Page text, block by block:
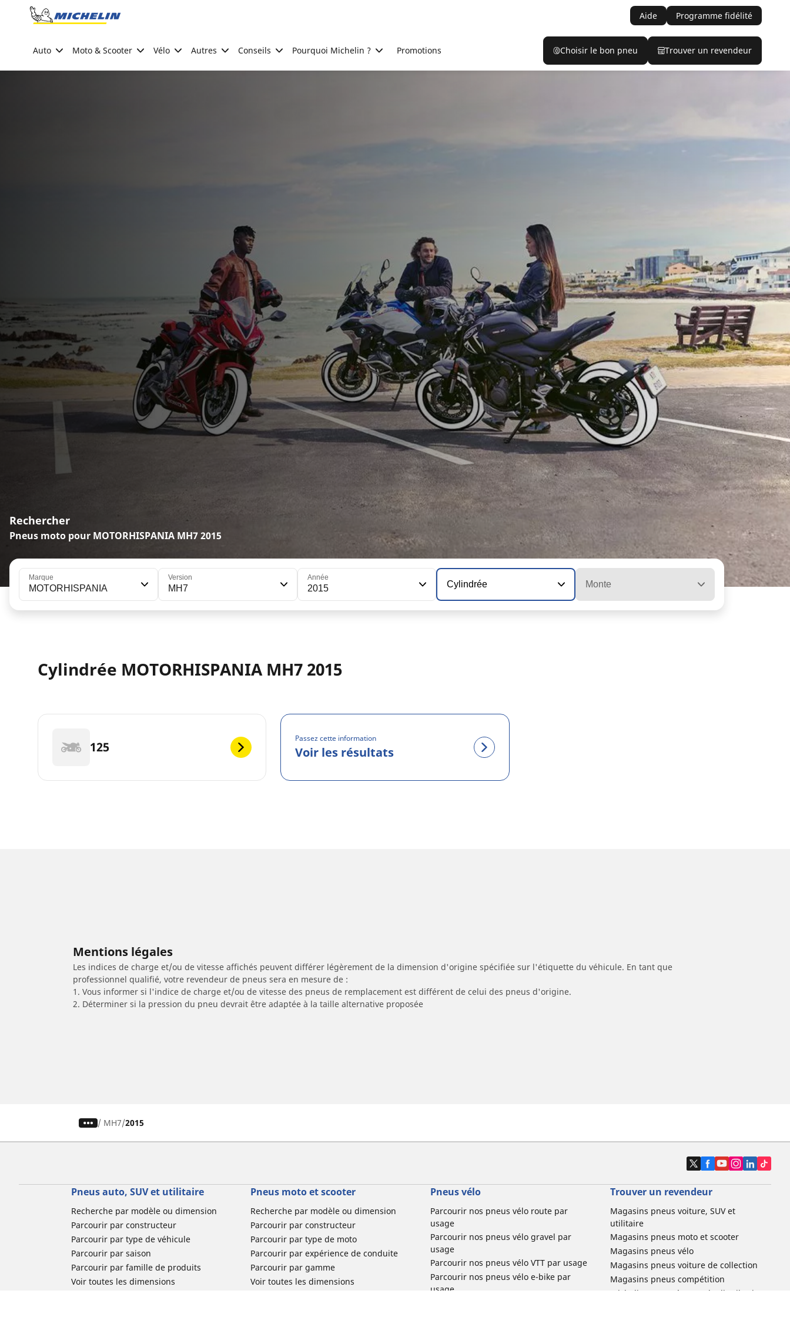
Go to page content
Aide Programme fidélité
Auto Moto & Scooter Vélo Autres Conseils Pourquoi Michelin ? Promotions Choisir le bon pneu Trouver un revendeur
Rechercher
Pneus moto pour MOTORHISPANIA MH7 2015
Marque
MOTORHISPANIA
Version
MH7
Année
2015 Cylindrée Monte
Cylindrée MOTORHISPANIA MH7 2015
125
Passez cette information
Voir les résultats
Mentions légales
Les indices de charge et/ou de vitesse affichés peuvent différer légèrement de la dimension d'origine spécifiée sur l'étiquette du véhicule. En tant que
professionnel qualifié, votre revendeur de pneus sera en mesure de :
1. Vous informer si l'indice de charge et/ou de vitesse des pneus de remplacement est différent de celui des pneus d'origine.
2. Déterminer si la pression du pneu devrait être adaptée à la taille alternative proposée
/ MH7 2015
Pneus auto, SUV et utilitaire
Recherche par modèle ou dimension
Parcourir par constructeur
Parcourir par type de véhicule
Parcourir par saison
Parcourir par famille de produits
Voir toutes les dimensions
Pneus moto et scooter
Recherche par modèle ou dimension
Parcourir par constructeur
Parcourir par type de moto
Parcourir par expérience de conduite
Parcourir par gamme
Voir toutes les dimensions
Pneus vélo
Parcourir nos pneus vélo route par
usage
Parcourir nos pneus vélo gravel par
usage
Parcourir nos pneus vélo VTT par usage
Parcourir nos pneus vélo e-bike par
usage
Trouver un revendeur
Magasins pneus voiture, SUV et
utilitaire
Magasins pneus moto et scooter
Magasins pneus vélo
Magasins pneus voiture de collection
Magasins pneus compétition
Michelin et ses réseaux de distribution